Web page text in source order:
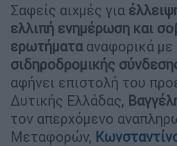
Σαφείς αιχμές για
ελλιπή ενημέρωση και
ερωτήματααναφορικά με
σιδηροδρομικής
αφήνει επιστολή του
Δυτικής Ελλάδας,
τον απερχόμενο
Μεταφορών,